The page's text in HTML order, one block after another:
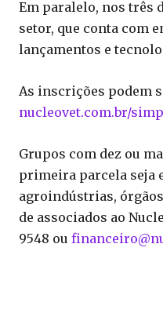
Em paralelo, nos três
setor, que conta com
lançamentos e
As inscrições podem
nucleovet.com.br/
Grupos com dez ou
primeira parcela seja
agroindústrias,
de associados ao
9548 ou